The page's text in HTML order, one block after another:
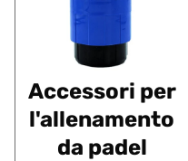
Accessori per
l'allenamento
da padel